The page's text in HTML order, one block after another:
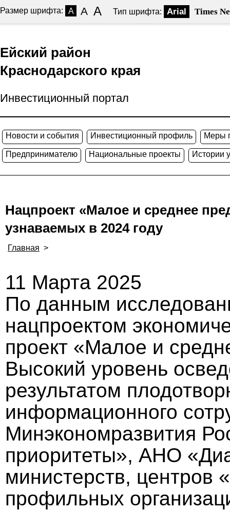
Размер шрифта: A A A Тип шрифта: Arial Times
Ейский район
Краснодарского края
Инвестиционный портал
Новости и события Инвестиционный профиль Меры
Предпринимателю Национальные проекты Истории
Нацпроект «Малое и среднее
узнаваемых в 2024 году
Главная >
11 Марта 2025
По данным
нацпроектом
проект «Малое и
Высокий уровень
результатом
информационного
Минэкономразвития
приоритеты», АНО
министерств, центров
профильных